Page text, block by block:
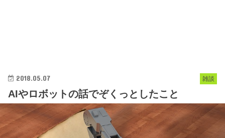
雑談
2018.05.07
AIやロボットの話でぞくっとしたこと